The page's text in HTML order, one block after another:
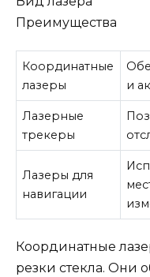
Преимущества
Координатные
лазеры
и
Лазерные
трекеры
Лазеры для
навигации
Координатные
резки стекла. Они